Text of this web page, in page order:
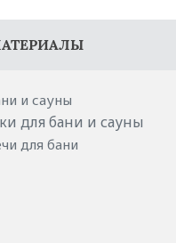
и сауны
для бани и сауны
для бани